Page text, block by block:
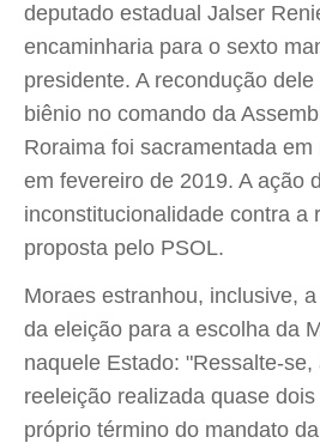
deputado estadual Jalser
encaminharia para o sexto
presidente. A recondução
biênio no comando da
Roraima foi sacramentada
em fevereiro de 2019. A ação
inconstitucionalidade contra a
proposta pelo PSOL.
Moraes estranhou, inclusive,
da eleição para a escolha da
naquele Estado: "Ressalte-
reeleição realizada quase
próprio término do mandato